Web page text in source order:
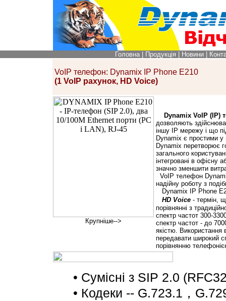
Головна Продукція Новини
VoIP телефон: Dynamix IP Phone E210
(1 VoIP рахунок, HD Voice)
Крупніше-->
Dynamix VoIP (IP)
дозволяють
іншу IP мережу і що
Dynamix є простими у
Dynamix перетворює
загального
інтегровані в
значно зменшити
VoIP телефон
надійну роботу з
Dynamix IP Phone
HD Voice - термін,
порівнянні з
спектр частот 300-
спектр частот - до
якістю.
передавати широкий
порівнянню
• Сумісні з SIP 2.0
• Кодеки -- G.723.1 ，